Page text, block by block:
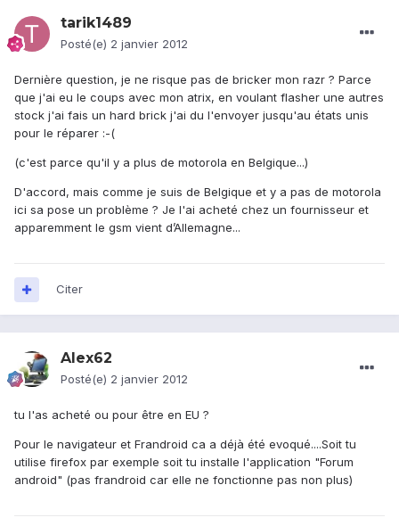
tarik1489
Posté(e) 2 janvier 2012
Dernière question, je ne risque pas de bricker mon razr ? Parce
que j'ai eu le coups avec mon atrix, en voulant flasher une autres
stock j'ai fais un hard brick j'ai du l'envoyer jusqu'au états unis
pour le réparer :-(
(c'est parce qu'il y a plus de motorola en Belgique...)
D'accord, mais comme je suis de Belgique et y a pas de motorola
ici sa pose un problème ? Je l'ai acheté chez un fournisseur et
apparemment le gsm vient d’Allemagne...
Citer
Alex62
Posté(e) 2 janvier 2012
tu l'as acheté ou pour être en EU ?
Pour le navigateur et Frandroid ca a déjà été evoqué....Soit tu
utilise firefox par exemple soit tu installe l'application "Forum
android" (pas frandroid car elle ne fonctionne pas non plus)